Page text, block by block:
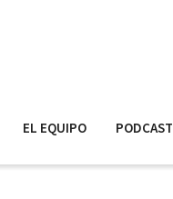
EL EQUIPO PODCAST